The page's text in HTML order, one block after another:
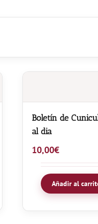
Boletín de
al dia
10,00€
Añadir al